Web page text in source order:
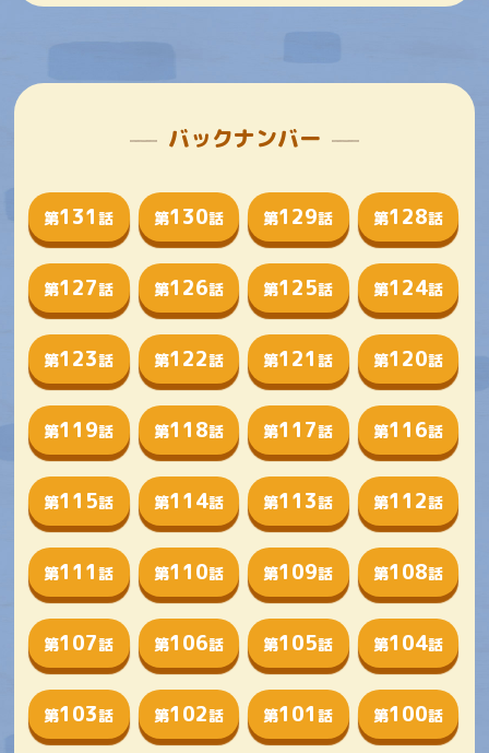
バックナンバー
第131話 第130話 第129話 第128話
第127話 第126話 第125話 第124話
第123話 第122話 第121話 第120話
第119話 第118話 第117話 第116話
第115話 第114話 第113話 第112話
第111話 第110話 第109話 第108話
第107話 第106話 第105話 第104話
第103話 第102話 第101話 第100話